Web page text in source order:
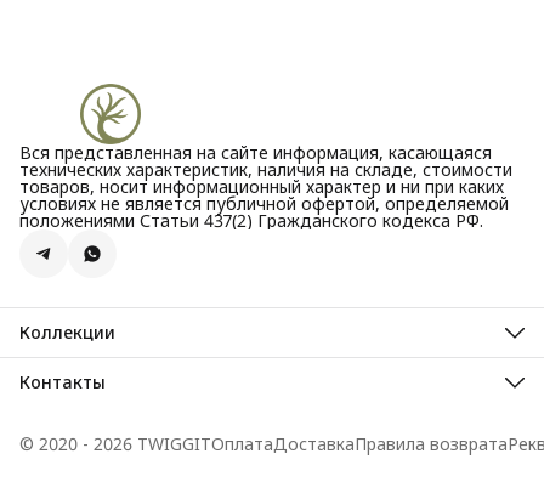
Вся представленная на сайте информация, касающаяся
технических характеристик, наличия на складе, стоимости
товаров, носит информационный характер и ни при каких
условиях не является публичной офертой, определяемой
положениями Статьи 437(2) Гражданского кодекса РФ.
Коллекции
Все новости
Акции
Контакты
Телефон
© 2020 - 2026 TWIGGITОплатаДоставкаПравила возврата